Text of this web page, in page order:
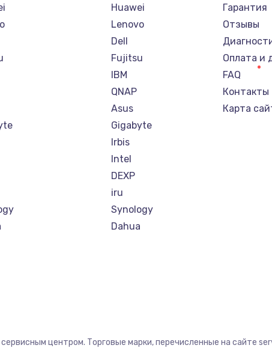
Huawei
Lenovo
Dell
Fujitsu
IBM
QNAP
Asus
Gigabyte
Irbis
Intel
DEXP
iru
Synology
Dahua
Гарантия
Отзывы
Оплата и
FAQ
Контакты
Карта
центром. Торговые марки, перечисленные на сайте